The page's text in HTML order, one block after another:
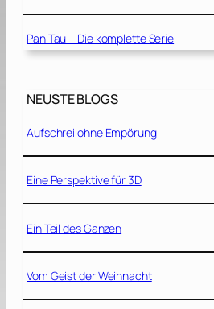
Pan Tau – Die komplette Serie
NEUSTE BLOGS
Aufschrei ohne Empörung
Eine Perspektive für 3D
Ein Teil des Ganzen
Vom Geist der Weihnacht